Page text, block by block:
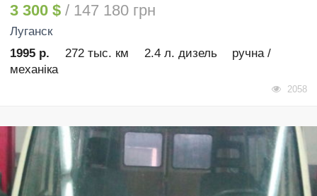
3 300 $ / 147 180 грн
Луганск
1995 р.
272 тыс. км 2.4 л. дизель
ручна /
механіка
2058